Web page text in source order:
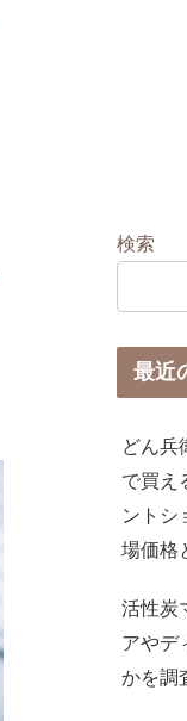
検索
最近
どん兵
で買え
ントシ
場価格
活性炭
アやデ
かを調